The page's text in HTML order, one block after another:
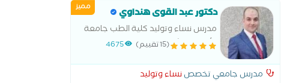
تجميل المهبل عملية استئصال الرحم بالمنظار
مميز دكتور عبد القوى هنداوي
مدرس نساء وتوليد كلية الطب جامعة
الأزهر، استشاري الحقن المجهري وطب
(15 تقييم) 4675
مدرس جامعي تخصصنساء وتوليد